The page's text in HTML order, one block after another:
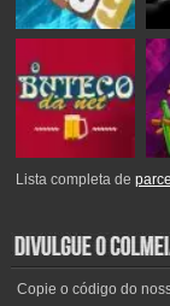
Lista completa de
Copie o código do